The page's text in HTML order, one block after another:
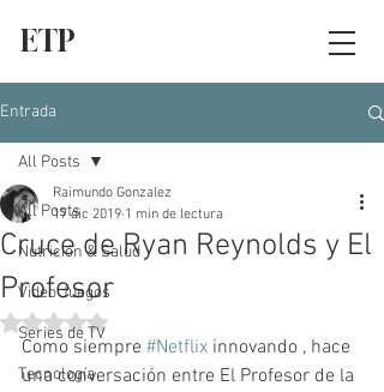
ETP
Entrada
All Posts
Nutrición & Salud
Video Juegos
Series de TV
Tecnología
All Posts
Cruce de Ryan Reynolds y El
Profesor
Raimundo Gonzalez
17 dic 2019 1 min de lectura
Obtuvo NaN de 5 estrellas.
Como siempre #Netflix innovando , hace
una conversación entre El Profesor de la